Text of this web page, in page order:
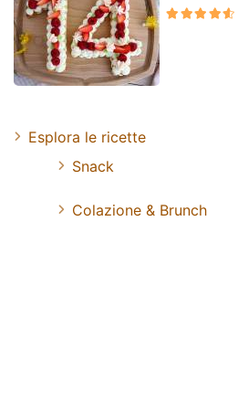
Esplora le ricette
Snack
Colazione & Brunch